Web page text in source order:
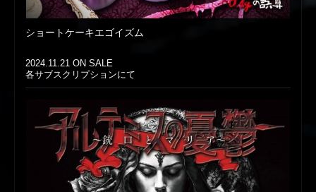
ショートケーキエゴイズム
2024.11.21 ON SALE
各サブスクリプションにて